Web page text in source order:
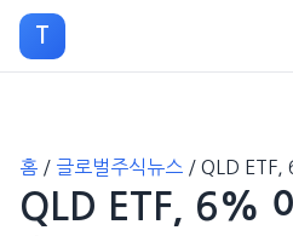
T
홈 / 글로벌주식뉴스 / QLD ETF,
QLD ETF, 6%